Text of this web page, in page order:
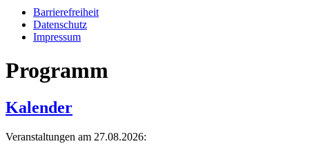
Barrierefreiheit
Datenschutz
Impressum
Programm
Kalender
Veranstaltungen am 27.08.2026: